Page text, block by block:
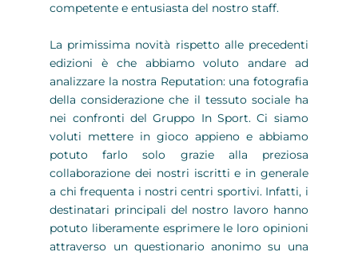
competente e entusiasta del nostro staff.
La primissima novità rispetto alle precedenti
edizioni è che abbiamo voluto andare ad
analizzare la nostra Reputation: una fotografia
della considerazione che il tessuto sociale ha
nei confronti del Gruppo In Sport. Ci siamo
voluti mettere in gioco appieno e abbiamo
potuto farlo solo grazie alla preziosa
collaborazione dei nostri iscritti e in generale
a chi frequenta i nostri centri sportivi. Infatti, i
destinatari principali del nostro lavoro hanno
potuto liberamente esprimere le loro opinioni
attraverso un questionario anonimo su una